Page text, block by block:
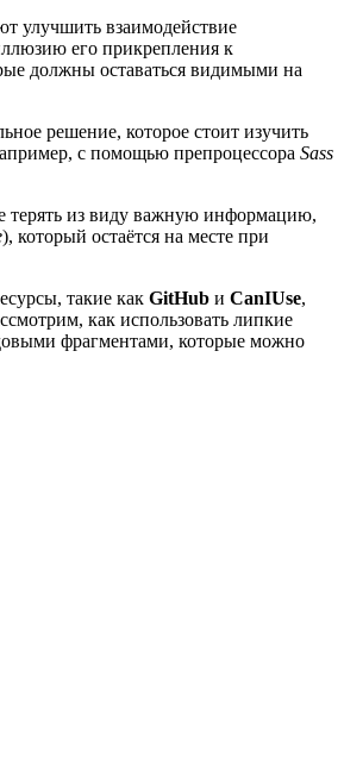
улучшить взаимодействие
его прикрепления к
должны оставаться видимыми на
решение, которое стоит изучить
с помощью препроцессора Sass
терять из виду важную информацию,
), который остаётся на месте при
такие как GitHub и CanIUse,
как использовать липкие
фрагментами, которые можно